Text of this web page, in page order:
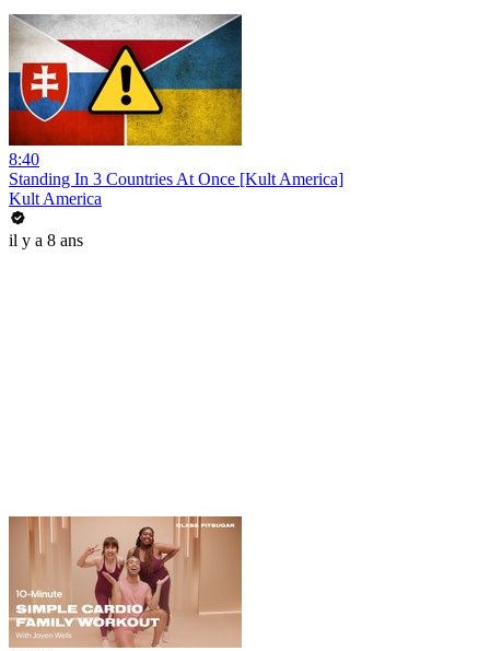
8:40
Standing In 3 Countries At Once [Kult America]
Kult America
il y a 8 ans